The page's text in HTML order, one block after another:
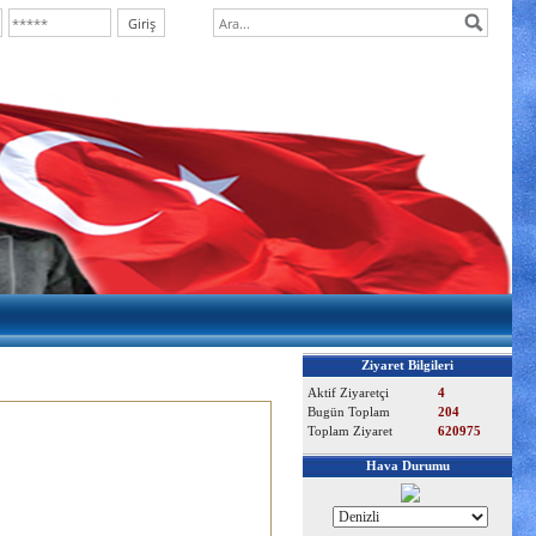
Ziyaret Bilgileri
Aktif Ziyaretçi
4
Bugün Toplam
204
Toplam Ziyaret
620975
Hava Durumu